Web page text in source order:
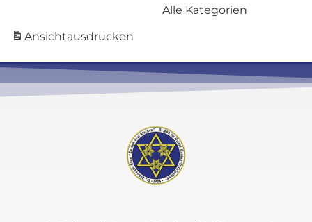
Alle Kategorien
Ansichtausdrucken